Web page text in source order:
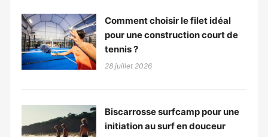
Comment choisir le filet idéal
pour une construction court de
tennis ?
28 juillet 2026
Biscarrosse surfcamp pour une
initiation au surf en douceur